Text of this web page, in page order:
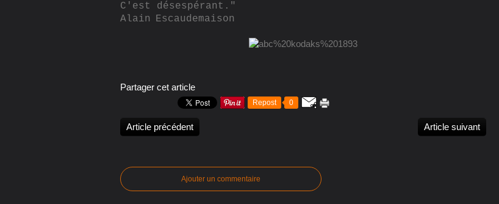
C'est désespérant."
Alain
Escaudemaison
Partager cet article
Repost 0
Article précédent Article suivant
Ajouter un commentaire